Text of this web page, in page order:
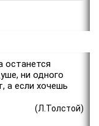
останется
ни одного
а если хочешь
(Л.Толстой)